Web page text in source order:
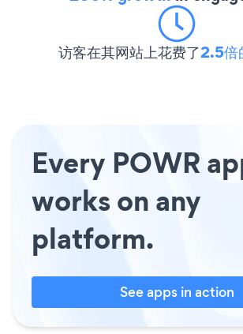
访客在其网站上花费了2.5倍
Every POWR
works on any
platform.
See apps in action